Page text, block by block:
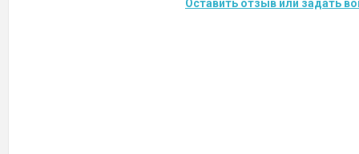
Оставить отзыв или задать